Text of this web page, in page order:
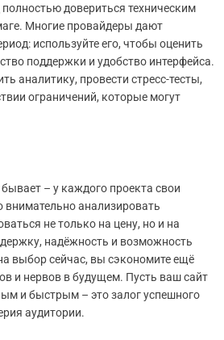
довериться техническим
Многие провайдеры дают
используйте его, чтобы оценить
поддержки и удобство интерфейса.
аналитику, провести стресс-тесты,
ограничений, которые могут
– у каждого проекта свои
анализировать
не только на цену, но и на
надёжность и возможность
выбор сейчас, вы сэкономите ещё
и нервов в будущем. Пусть ваш сайт
и быстрым – это залог успешного
аудитории.